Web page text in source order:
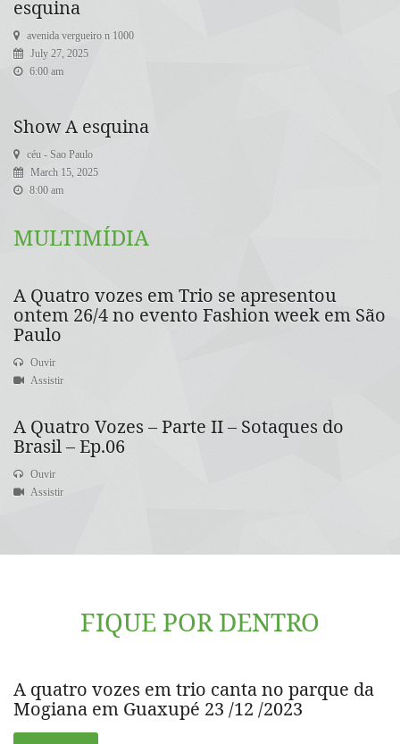
esquina
avenida vergueiro n 1000
July 27, 2025
6:00 am
Show A esquina
céu - Sao Paulo
March 15, 2025
8:00 am
MULTIMÍDIA
A Quatro vozes em Trio se apresentou
ontem 26/4 no evento Fashion week em São
Paulo
Ouvir
Assistir
A Quatro Vozes – Parte II – Sotaques do
Brasil – Ep.06
Ouvir
Assistir
FIQUE POR DENTRO
A quatro vozes em trio canta no parque da
Mogiana em Guaxupé 23 /12 /2023